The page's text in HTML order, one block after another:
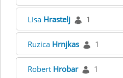
Lisa Hrastelj 1
Ruzica Hrnjkas 1
Robert Hrobar 1